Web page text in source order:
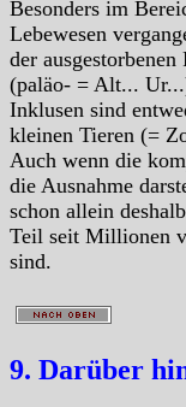
Besonders im
Lebewesen
der
(paläo- = Alt...
Inklusen sind
kleinen Tieren (=
Auch wenn die
die Ausnahme
schon allein
Teil seit Millionen
sind.
9. Darüber